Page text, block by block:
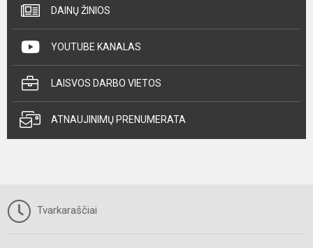
DAINŲ ŽINIOS
YOUTUBE KANALAS
LAISVOS DARBO VIETOS
ATNAUJINIMŲ PRENUMERATA
Tvarkaraščiai